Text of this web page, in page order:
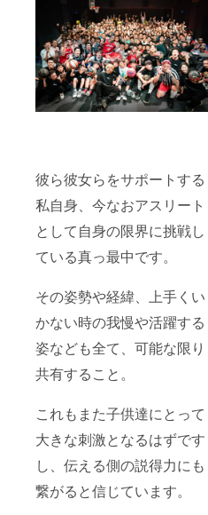
彼ら彼女らをサポートする
私自身、今なおアスリート
として自身の限界に挑戦し
ている真っ最中です。
その姿勢や経緯、上手くい
かない時の我慢や活躍する
姿なども全て、可能な限り
共有すること。
これもまた子供達にとって
大きな刺激となるはずです
し、伝える側の説得力にも
繋がると信じています。